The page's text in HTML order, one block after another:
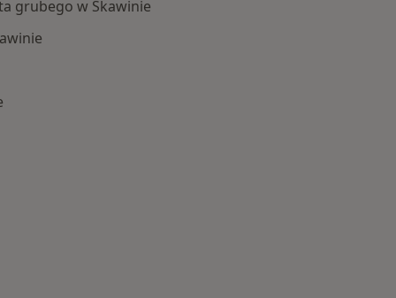
grubego w Skawinie